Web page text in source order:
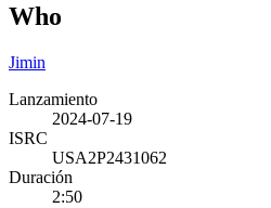
Who
Jimin
Lanzamiento
2024-07-19
ISRC
USA2P2431062
Duración
2:50